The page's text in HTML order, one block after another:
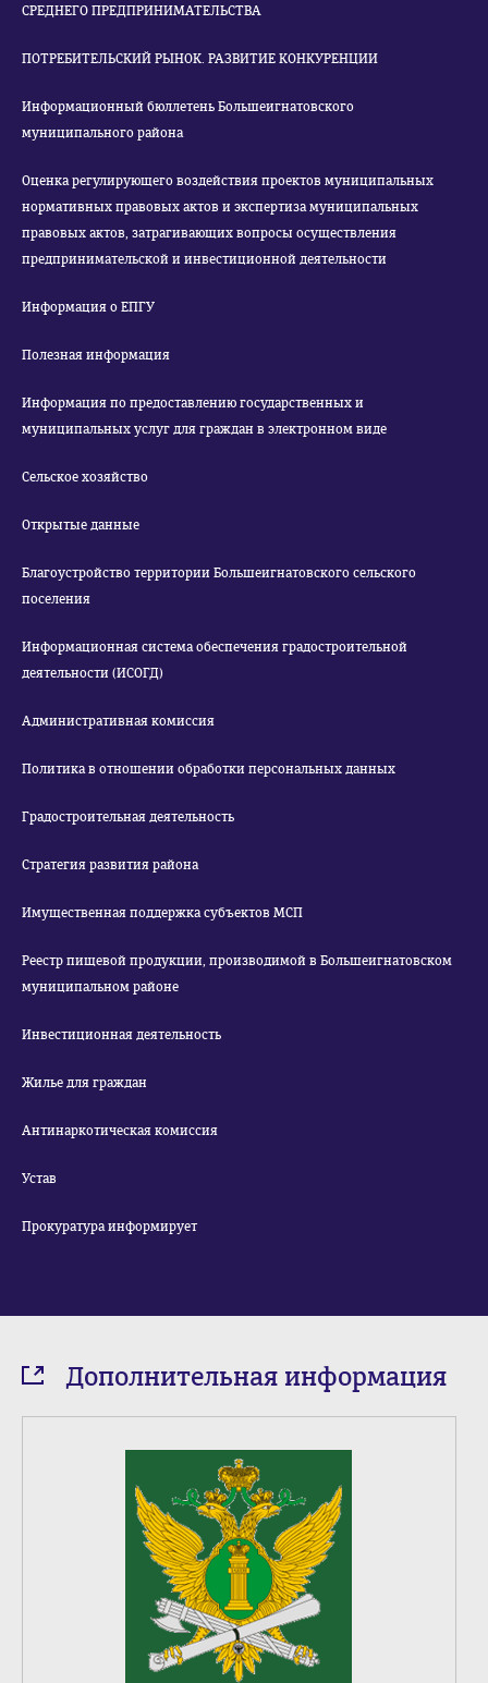
СРЕДНЕГО ПРЕДПРИНИМАТЕЛЬСТВА
ПОТРЕБИТЕЛЬСКИЙ РЫНОК. РАЗВИТИЕ КОНКУРЕНЦИИ
Информационный бюллетень Большеигнатовского
муниципального района
Оценка регулирующего воздействия проектов муниципальных
нормативных правовых актов и экспертиза муниципальных
правовых актов, затрагивающих вопросы осуществления
предпринимательской и инвестиционной деятельности
Информация о ЕПГУ
Полезная информация
Информация по предоставлению государственных и
муниципальных услуг для граждан в электронном виде
Сельское хозяйство
Открытые данные
Благоустройство территории Большеигнатовского сельского
поселения
Информационная система обеспечения градостроительной
деятельности (ИСОГД)
Административная комиссия
Политика в отношении обработки персональных данных
Градостроительная деятельность
Стратегия развития района
Имущественная поддержка субъектов МСП
Реестр пищевой продукции, производимой в Большеигнатовском
муниципальном районе
Инвестиционная деятельность
Жилье для граждан
Антинаркотическая комиссия
Устав
Прокуратура информирует
Дополнительная информация